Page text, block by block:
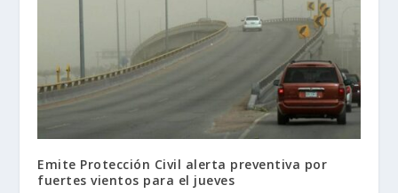
Emite Protección Civil alerta preventiva por
fuertes vientos para el jueves